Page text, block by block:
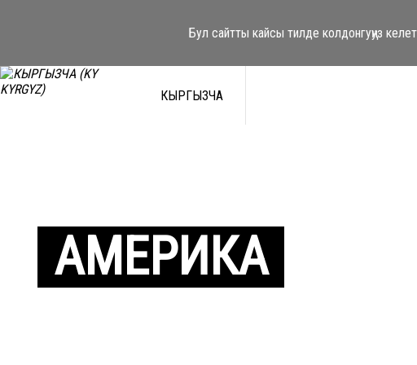
Бул сайтты кайсы тилде колдонгуңуз
КЫРГЫЗЧА
АМЕРИКА